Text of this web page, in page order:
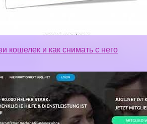
кошелек и как снимать с него